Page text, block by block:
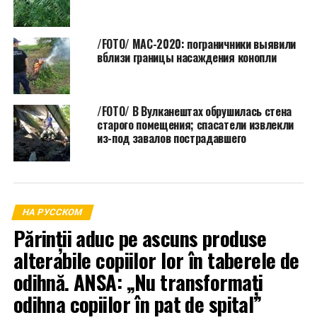
/FOTO/ MAC-2020: пограничники выявили
вблизи границы насаждения конопли
/FOTO/ В Вулканештах обрушилась стена
старого помещения; спасатели извлекли
из-под завалов пострадавшего
НА РУССКОМ
Părinții aduc pe ascuns produse
alterabile copiilor lor în taberele de
odihnă. ANSA: „Nu transformați
odihna copiilor în pat de spital”